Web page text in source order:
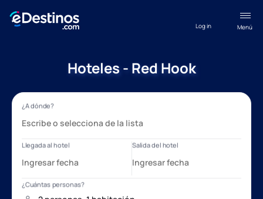
Menú
Log in
Hoteles - Red Hook